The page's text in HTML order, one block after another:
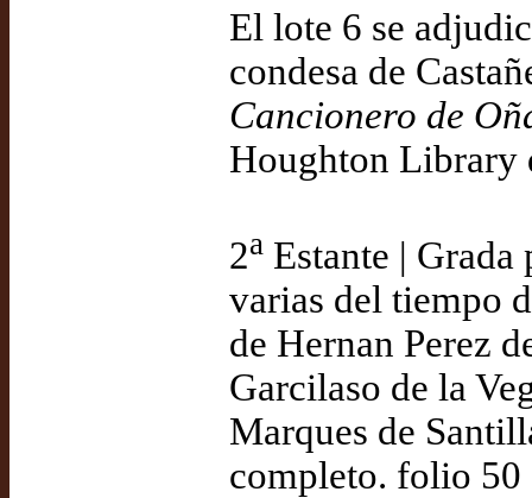
El lote 6 se
condesa de
Cancionero de
Houghton Library
2a Estante |
varias del tiempo
de Hernan Perez
Garcilaso de la
Marques de
completo. folio 50